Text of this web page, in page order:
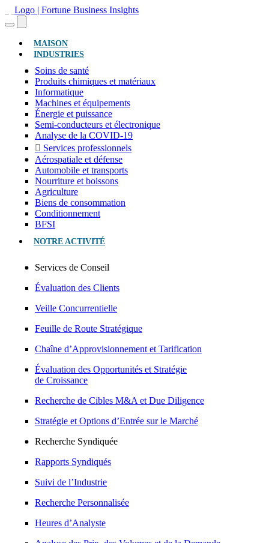
MAISON(ACTUEL)
INDUSTRIES
Soins de santé
Produits chimiques et matériaux
Informatique
Machines et équipements
Énergie et puissance
Semi-conducteurs et électronique
Analyse de la COVID-19
Services professionnels
Aérospatiale et défense
Automobile et transports
Nourriture et boissons
Agriculture
Biens de consommation
Conditionnement
BFSI
NOTRE ACTIVITÉ
Services de Conseil
Évaluation des Clients
Veille Concurrentielle
Feuille de Route Stratégique
Chaîne d’Approvisionnement et Tarification
Évaluation des Opportunités et Stratégie
de Croissance
Recherche de Cibles M&A et Due Diligence
Stratégie et Options d’Entrée sur le Marché
Recherche Syndiquée
Rapports Syndiqués
Suivi de l’Industrie
Recherche Personnalisée
Heures d’Analyste